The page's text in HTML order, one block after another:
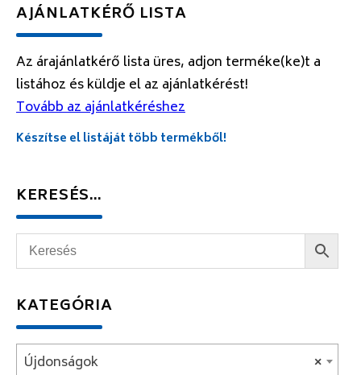
AJÁNLATKÉRŐ LISTA
Az árajánlatkérő lista üres, adjon terméke(ke)t a
listához és küldje el az ajánlatkérést!
Tovább az ajánlatkéréshez
Készítse el listáját több termékből!
KERESÉS…
KATEGÓRIA
×
Újdonságok